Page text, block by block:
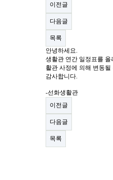
이전글
다음글
목록
안녕하세요.
생활관 연간 일정표를
활관 사정에 의해 변동
감사합니다.
-선화생활관
이전글
다음글
목록